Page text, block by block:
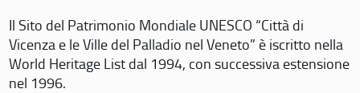
Il Sito del Patrimonio Mondiale UNESCO “Città di
Vicenza e le Ville del Palladio nel Veneto” è iscritto nella
World Heritage List dal 1994, con successiva estensione
nel 1996.